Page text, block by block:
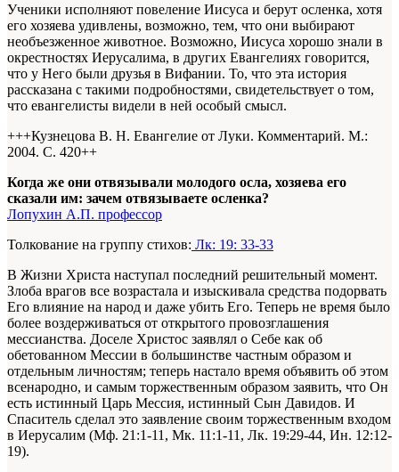
Ученики исполняют повеление Иисуса и берут осленка, хотя
его хозяева удивлены, возможно, тем, что они выбирают
необъезженное животное. Возможно, Иисуса хорошо знали в
окрестностях Иерусалима, в других Евангелиях говорится,
что у Него были друзья в Вифании. То, что эта история
рассказана с такими подробностями, свидетельствует о том,
что евангелисты видели в ней особый смысл.
+++Кузнецова В. Н. Евангелие от Луки. Комментарий. М.:
2004. С. 420++
Когда же они отвязывали молодого осла, хозяева его
сказали им: зачем отвязываете осленка?
Лопухин А.П. профессор
Толкование на группу стихов: Лк: 19: 33-33
В Жизни Христа наступал последний решительный момент.
Злоба врагов все возрастала и изыскивала средства подорвать
Его влияние на народ и даже убить Его. Теперь не время было
более воздерживаться от открытого провозглашения
мессианства. Доселе Христос заявлял о Себе как об
обетованном Мессии в большинстве частным образом и
отдельным личностям; теперь настало время объявить об этом
всенародно, и самым торжественным образом заявить, что Он
есть истинный Царь Мессия, истинный Сын Давидов. И
Спаситель сделал это заявление своим торжественным входом
в Иерусалим (Мф. 21:1-11, Мк. 11:1-11, Лк. 19:29-44, Ин. 12:12-
19).